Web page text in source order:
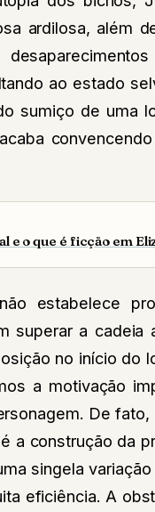
ardilosa, além
ao estado
sumiço de uma
e o que é ficção em
estabelece
superar a
no início do
a motivação
De
a construção da
singela variação
eficiência. A